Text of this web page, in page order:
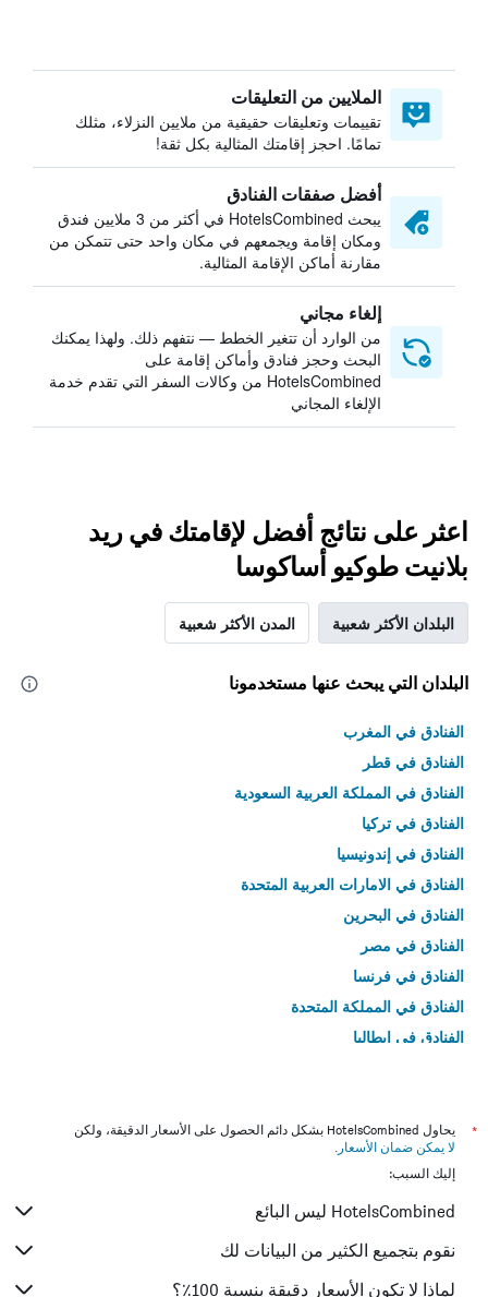
الملايين من التعليقات
تقييمات وتعليقات حقيقية من ملايين النزلاء، مثلك
تمامًا. احجز إقامتك المثالية بكل ثقة!
أفضل صفقات الفنادق
يبحث HotelsCombined في أكثر من 3 ملايين فندق
ومكان إقامة ويجمعهم في مكان واحد حتى تتمكن من
مقارنة أماكن الإقامة المثالية.
إلغاء مجاني
من الوارد أن تتغير الخطط — نتفهم ذلك. ولهذا يمكنك
البحث وحجز فنادق وأماكن إقامة على
HotelsCombined من وكالات السفر التي تقدم خدمة
الإلغاء المجاني
اعثر على نتائج أفضل لإقامتك في ريد
بلانيت طوكيو أساكوسا
البلدان الأكثر شعبية المدن الأكثر شعبية
البلدان التي يبحث عنها مستخدمونا
الفنادق في المغرب
الفنادق في قطر
الفنادق في المملكة العربية السعودية
الفنادق في تركيا
الفنادق في إندونيسيا
الفنادق في الامارات العربية المتحدة
الفنادق في البحرين
الفنادق في مصر
الفنادق في فرنسا
الفنادق في المملكة المتحدة
الفنادق في إيطاليا
*
يحاول HotelsCombined بشكل دائم الحصول على الأسعار الدقيقة، ولكن
لا يمكن ضمان الأسعار .
إليك السبب:
HotelsCombined ليس البائع
نقوم بتجميع الكثير من البيانات لك
لماذا لا تكون الأسعار دقيقة بنسبة 100٪؟